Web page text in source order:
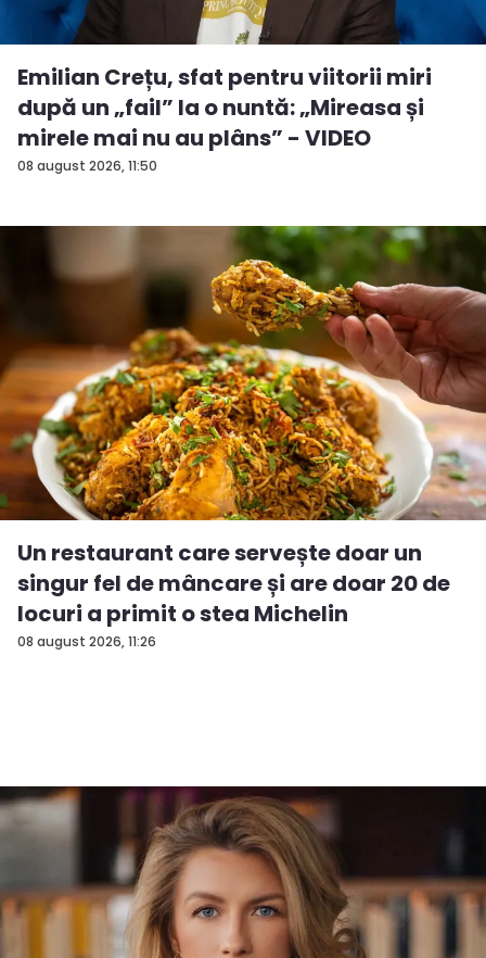
08 august 2026, 11:50
Emilian Crețu, sfat pentru viitorii miri
după un „fail” la o nuntă: „Mireasa și
mirele mai nu au plâns” - VIDEO
08 august 2026, 11:26
Un restaurant care servește doar un
singur fel de mâncare și are doar 20 de
locuri a primit o stea Michelin